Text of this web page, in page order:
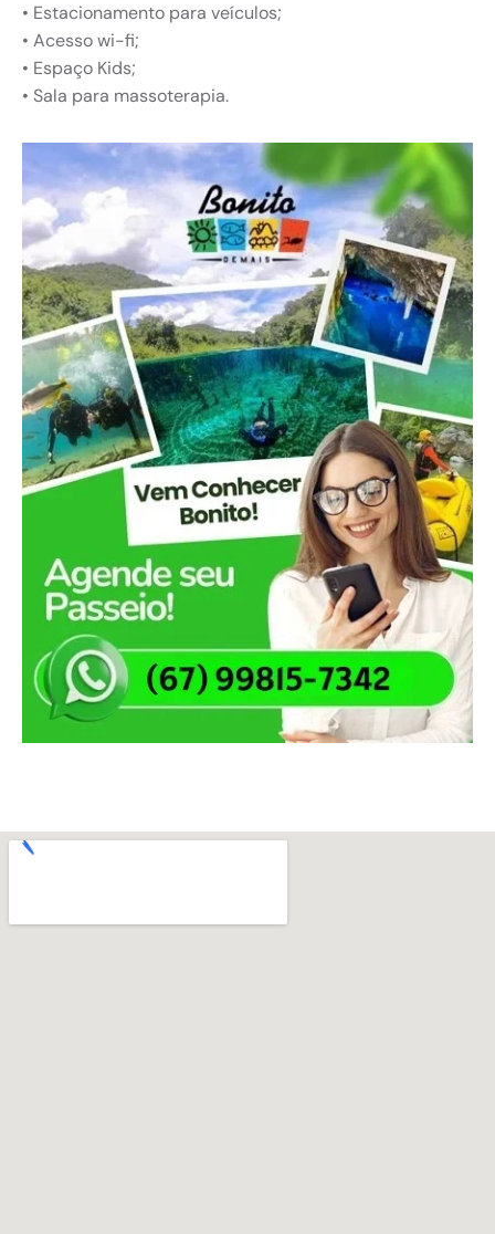
•⁠ ⁠Estacionamento para veículos;
•⁠ ⁠Acesso wi-fi;
•⁠ ⁠Espaço Kids;
•⁠ ⁠Sala para massoterapia.